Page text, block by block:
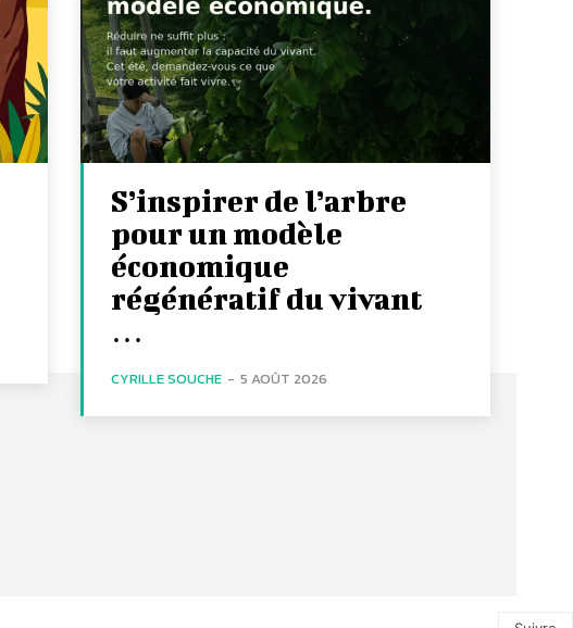
S’inspirer de l’arbre
pour un modèle
économique
régénératif du vivant
…
CYRILLE SOUCHE - 5 AOÛT 2026